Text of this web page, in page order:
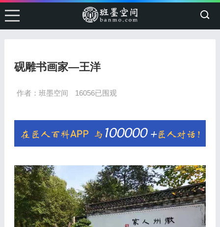
砚雕书画家—王洋
作者：班墨空间 16056已围观